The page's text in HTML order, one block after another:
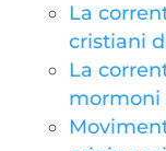
La
cristiani
La
mormoni